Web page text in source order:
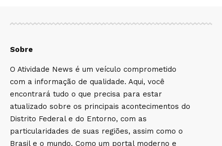
Sobre
O Atividade News é um veículo comprometido
com a informação de qualidade. Aqui, você
encontrará tudo o que precisa para estar
atualizado sobre os principais acontecimentos do
Distrito Federal e do Entorno, com as
particularidades de suas regiões, assim como o
Brasil e o mundo. Como um portal moderno e